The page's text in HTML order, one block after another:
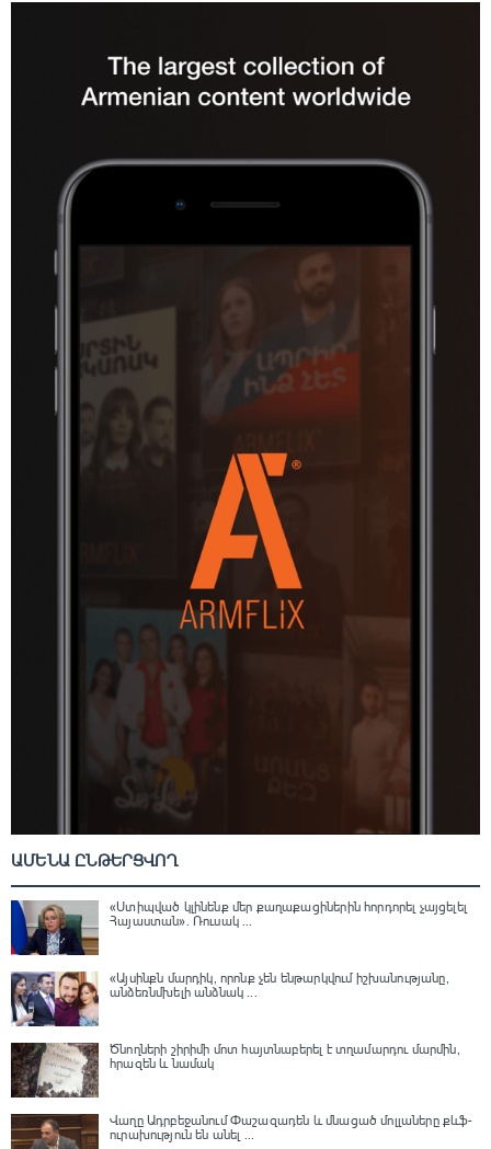
ԱՄԵՆԱ ԸՆԹԵՐՑՎՈՂ
«Ստիպված կլինենք մեր քաղաքացիներին հորդորել չայցելել
Հայաստան»․ Ռուսակ ...
«Այսինքն մարդիկ, որոնք չեն ենթարկվում իշխանությանը,
անձեռնմխելի անձնակ ...
Ծնողների շիրիմի մոտ հայտնաբերել է տղամարդու մարմին,
հրազեն և նամակ
Վաղը Ադրբեջանում Փաշազադեն և մնացած մոլլաները քևֆ-
ուրախություն են անել ...